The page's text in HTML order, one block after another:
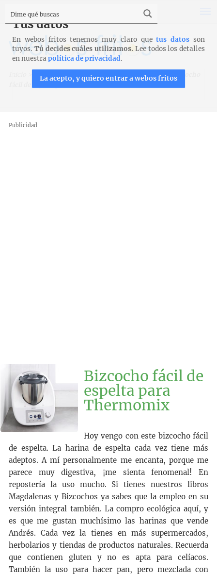
Recetas Bizcochos, magdalenas y galletas >
fácil de espelta para Thermomix
Publicidad
Bizcocho fácil de
espelta para
Thermomix
Hoy vengo con este bizcocho fácil
de espelta. La harina de espelta cada vez tiene más
adeptos. A mí personalmente me encanta, porque me
parece muy digestiva, ¡me sienta fenomenal! En
repostería la uso mucho. Si tienes nuestros libros
Magdalenas y Bizcochos ya sabes que la empleo en su
versión integral también. La compro ecológica aquí, y
es que me gustan muchísimo las harinas que vende
Andrés. Cada vez la tienes en más supermercados,
herbolarios y tiendas de productos naturales. Recuerda
que contienen gluten y no es apta para celíacos.
También la uso para hacer pan, pero mezclada con
Tus datos
En webos fritos tenemos muy claro quetus datos son
tuyos. Tú decides cuáles utilizamos. Lee todos los detalles
en nuestrapolítica de privacidad.
La acepto, y quiero entrar a webos fritos